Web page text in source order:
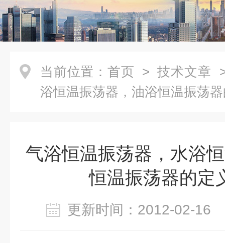
当前位置： 首页 > 技术文章
浴恒温振荡器，油浴恒温振荡
气浴恒温振荡器，水浴
恒温振荡器的定
更新时间：2012-02-